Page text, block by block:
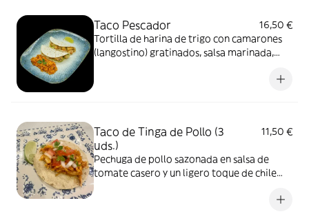
Taco Pescador
16,50 €
Tortilla de harina de trigo con camarones
(langostino) gratinados, salsa marinada,
Taco de Tinga de Pollo (3
uds.)
11,50 €
Pechuga de pollo sazonada en salsa de
tomate casero y un ligero toque de chile